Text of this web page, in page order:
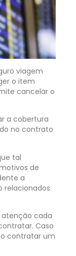
viagem
o item
cancelar o
a cobertura
no contrato
tal
de
a
relacionados
atenção cada
Caso
contratar um